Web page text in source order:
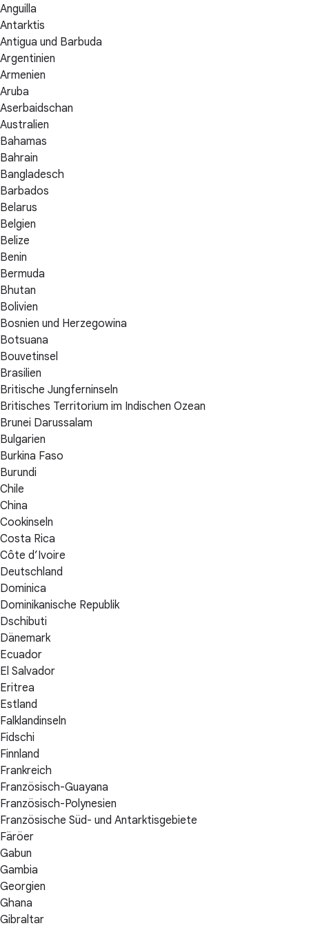
Anguilla
Antarktis
Antigua und Barbuda
Argentinien
Armenien
Aruba
Aserbaidschan
Australien
Bahamas
Bahrain
Bangladesch
Barbados
Belarus
Belgien
Belize
Benin
Bermuda
Bhutan
Bolivien
Bosnien und Herzegowina
Botsuana
Bouvetinsel
Brasilien
Britische Jungferninseln
Britisches Territorium im Indischen Ozean
Brunei Darussalam
Bulgarien
Burkina Faso
Burundi
Chile
China
Cookinseln
Costa Rica
Côte d’Ivoire
Deutschland
Dominica
Dominikanische Republik
Dschibuti
Dänemark
Ecuador
El Salvador
Eritrea
Estland
Falklandinseln
Fidschi
Finnland
Frankreich
Französisch-Guayana
Französisch-Polynesien
Französische Süd- und Antarktisgebiete
Färöer
Gabun
Gambia
Georgien
Ghana
Gibraltar